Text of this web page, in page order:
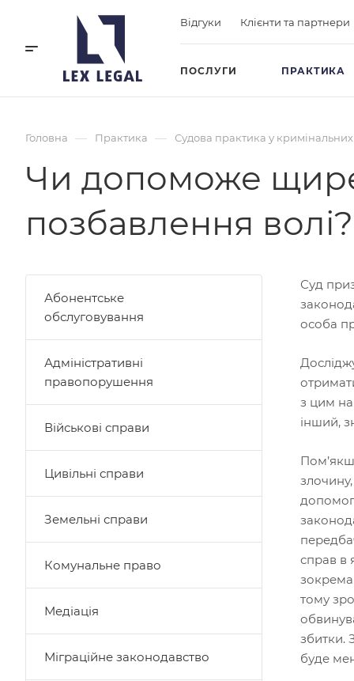
Відгуки Клієнти та партнери
ПОСЛУГИ ПРАКТИКА
Головна — Практика — Судова практика у
Чи допоможе
позбавлення волі?
Суд
особа
з цим
інший,
справ в
тому
збитки.
буде
Абонентське
обслуговування
Адміністративні
правопорушення
Військові справи
Цивільні справи
Земельні справи
Комунальне право
Медіація
Міграційне законодавство